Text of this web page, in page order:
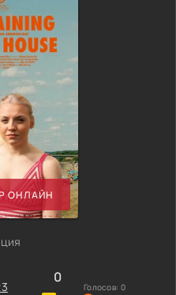
ОНЛАЙН
0
Голосов: 0